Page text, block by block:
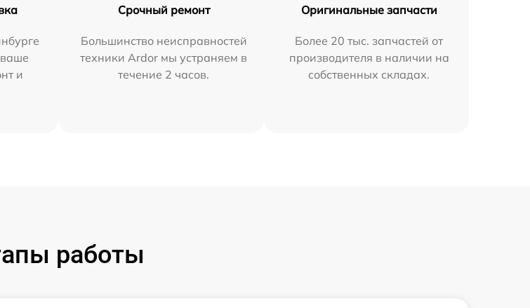
ваше
и
Срочный ремонт
Большинство неисправностей
техники Ardor мы устраняем в
течение 2 часов.
Оригинальные запчасти
Более 20 тыс. запчастей от
производителя в наличии на
собственных складах.
работы